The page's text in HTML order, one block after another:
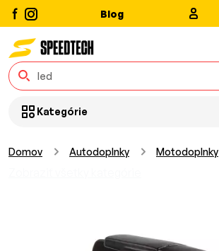
Blog
Kategórie
Domov Autodoplnky Motodoplnky